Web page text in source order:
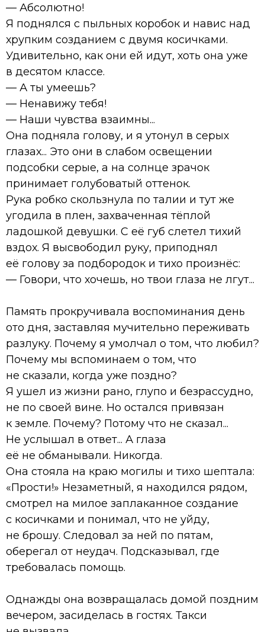
— Абсолютно!
Я поднялся с пыльных коробок и навис над
хрупким созданием с двумя косичками.
Удивительно, как они ей идут, хоть она уже
в десятом классе.
— А ты умеешь?
— Ненавижу тебя!
— Наши чувства взаимны...
Она подняла голову, и я утонул в серых
глазах... Это они в слабом освещении
подсобки серые, а на солнце зрачок
принимает голубоватый оттенок.
Рука робко скользнула по талии и тут же
угодила в плен, захваченная тёплой
ладошкой девушки. С её губ слетел тихий
вздох. Я высвободил руку, приподнял
её голову за подбородок и тихо произнёс:
— Говори, что хочешь, но твои глаза не лгут...
Память прокручивала воспоминания день
ото дня, заставляя мучительно переживать
разлуку. Почему я умолчал о том, что любил?
Почему мы вспоминаем о том, что
не сказали, когда уже поздно?
Я ушел из жизни рано, глупо и безрассудно,
не по своей вине. Но остался привязан
к земле. Почему? Потому что не сказал...
Не услышал в ответ... А глаза
её не обманывали. Никогда.
Она стояла на краю могилы и тихо шептала:
«Прости!» Незаметный, я находился рядом,
смотрел на милое заплаканное создание
с косичками и понимал, что не уйду,
не брошу. Следовал за ней по пятам,
оберегал от неудач. Подсказывал, где
требовалась помощь.
Однажды она возвращалась домой поздним
вечером, засиделась в гостях. Такси